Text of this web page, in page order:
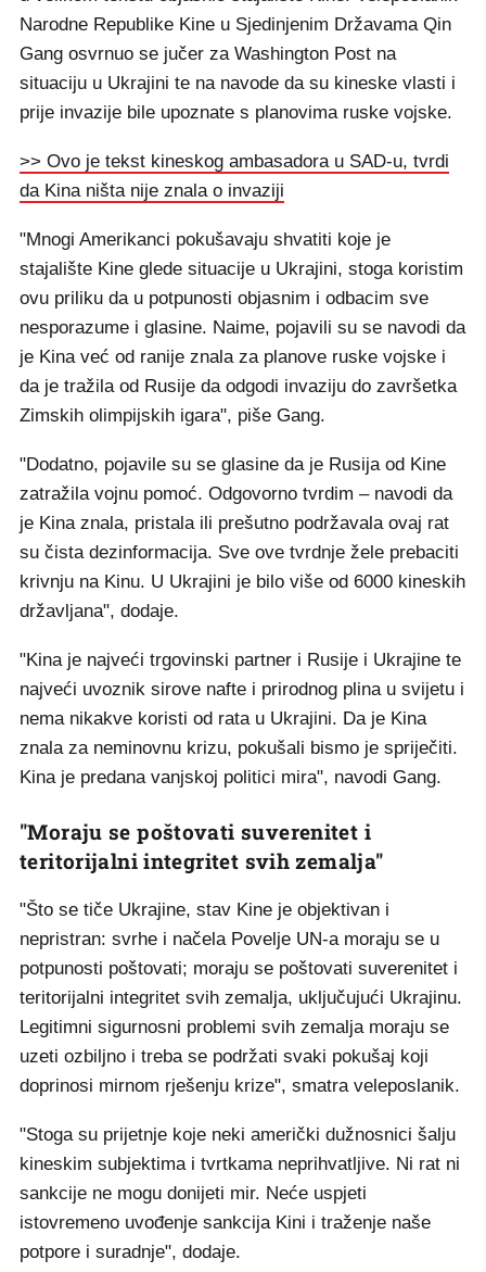
Narodne Republike Kine u Sjedinjenim Državama Qin
Gang osvrnuo se jučer za Washington Post na
situaciju u Ukrajini te na navode da su kineske vlasti i
prije invazije bile upoznate s planovima ruske vojske.
>> Ovo je tekst kineskog ambasadora u SAD-u, tvrdi
da Kina ništa nije znala o invaziji
"Mnogi Amerikanci pokušavaju shvatiti koje je
stajalište Kine glede situacije u Ukrajini, stoga koristim
ovu priliku da u potpunosti objasnim i odbacim sve
nesporazume i glasine. Naime, pojavili su se navodi da
je Kina već od ranije znala za planove ruske vojske i
da je tražila od Rusije da odgodi invaziju do završetka
Zimskih olimpijskih igara", piše Gang.
"Dodatno, pojavile su se glasine da je Rusija od Kine
zatražila vojnu pomoć. Odgovorno tvrdim – navodi da
je Kina znala, pristala ili prešutno podržavala ovaj rat
su čista dezinformacija. Sve ove tvrdnje žele prebaciti
krivnju na Kinu. U Ukrajini je bilo više od 6000 kineskih
državljana", dodaje.
"Kina je najveći trgovinski partner i Rusije i Ukrajine te
najveći uvoznik sirove nafte i prirodnog plina u svijetu i
nema nikakve koristi od rata u Ukrajini. Da je Kina
znala za neminovnu krizu, pokušali bismo je spriječiti.
Kina je predana vanjskoj politici mira", navodi Gang.
"Moraju se poštovati ​​suverenitet i
teritorijalni integritet svih zemalja"
"Što se tiče Ukrajine, stav Kine je objektivan i
nepristran: svrhe i načela Povelje UN-a moraju se u
potpunosti poštovati; moraju se poštovati ​​suverenitet i
teritorijalni integritet svih zemalja, uključujući Ukrajinu.
Legitimni sigurnosni problemi svih zemalja moraju se
uzeti ozbiljno i treba se podržati svaki pokušaj koji
doprinosi mirnom rješenju krize", smatra veleposlanik.
"Stoga su prijetnje koje neki američki dužnosnici šalju
kineskim subjektima i tvrtkama neprihvatljive. Ni rat ni
sankcije ne mogu donijeti mir. Neće uspjeti
istovremeno uvođenje sankcija Kini i traženje naše
potpore i suradnje", dodaje.